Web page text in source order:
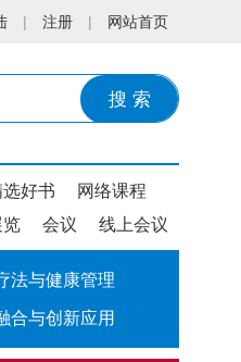
| 注册 | 网站首页
搜 索
好书 网络课程
览 会议 线上会议
法与健康管理
合与创新应用